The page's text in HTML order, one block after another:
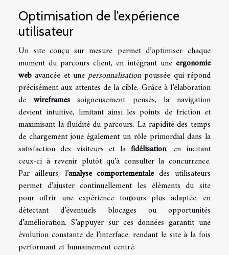
Optimisation de l’expérience
utilisateur
Un site conçu sur mesure permet d’optimiser chaque
moment du parcours client, en intégrant une ergonomie
web avancée et unepersonnalisationpoussée qui répond
précisément aux attentes de la cible. Grâce à l’élaboration
dewireframessoigneusement pensés, la navigation
devient intuitive, limitant ainsi les points de friction et
maximisant la fluidité du parcours. La rapidité des temps
de chargement joue également un rôle primordial dans la
satisfaction des visiteurs et lafidélisation, en incitant
ceux-ci à revenir plutôt qu’à consulter la concurrence.
Par ailleurs, l’analyse comportementaledes utilisateurs
permet d’ajuster continuellement les éléments du site
pour offrir une expérience toujours plus adaptée, en
détectant d’éventuels blocages ou opportunités
d’amélioration. S’appuyer sur ces données garantit une
évolution constante de l’interface, rendant le site à la fois
performant et humainement centré.